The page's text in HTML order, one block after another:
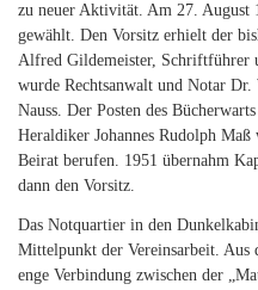
zu neuer Aktivität. Am 27. August
gewählt. Den Vorsitz erhielt der
Alfred Gildemeister, Schriftführer
wurde Rechtsanwalt und Notar
Nauss. Der Posten des
Heraldiker Johannes Rudolph
Beirat berufen. 1951 übernahm
dann den Vorsitz.
Das Notquartier in den
Mittelpunkt der Vereinsarbeit. Aus
enge Verbindung zwischen der